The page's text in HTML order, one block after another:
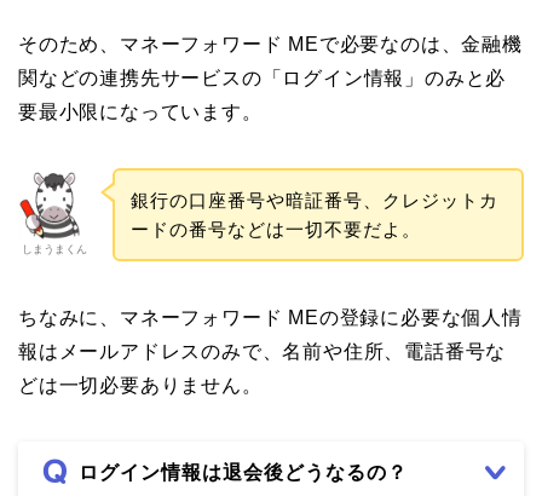
そのため、マネーフォワード MEで必要なのは、金融機
関などの連携先サービスの「ログイン情報」のみと必
要最小限になっています。
しまうまくん
銀行の口座番号や暗証番号、クレジットカ
ードの番号などは一切不要だよ。
ちなみに、マネーフォワード MEの登録に必要な個人情
報はメールアドレスのみで、名前や住所、電話番号な
どは一切必要ありません。
ログイン情報は退会後どうなるの？